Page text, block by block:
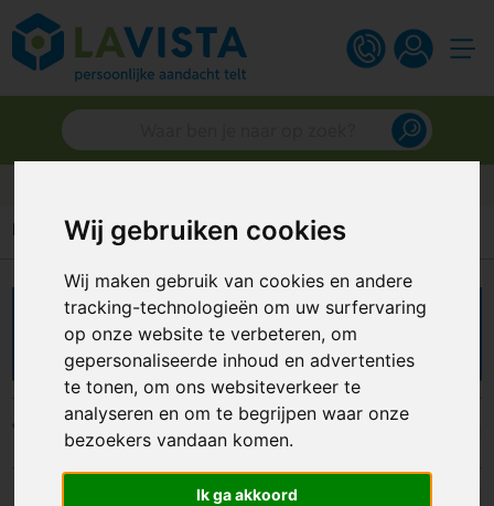
Wij gebruiken cookies
Wij maken gebruik van cookies en andere
tracking-technologieën om uw surfervaring
op onze website te verbeteren, om
gepersonaliseerde inhoud en advertenties
te tonen, om ons websiteverkeer te
analyseren en om te begrijpen waar onze
bezoekers vandaan komen.
Ik ga akkoord
Home Feestartikelen Windmolentjes
Windmolentjes bedrukken
Filters